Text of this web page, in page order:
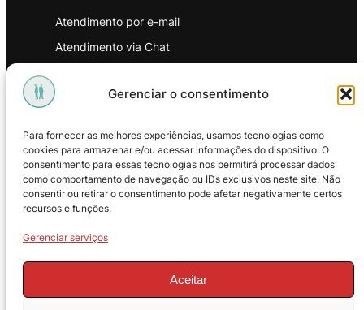
Gerenciar o consentimento
Para fornecer as melhores experiências, usamos tecnologias como
cookies para armazenar e/ou acessar informações do dispositivo. O
consentimento para essas tecnologias nos permitirá processar dados
como comportamento de navegação ou IDs exclusivos neste site. Não
consentir ou retirar o consentimento pode afetar negativamente certos
recursos e funções.
Gerenciar serviços
Aceitar
Atendimento por e-mail
Atendimento via Chat
Política de Privacidade
Política de Troca e Devoluções
Política de Reembolso